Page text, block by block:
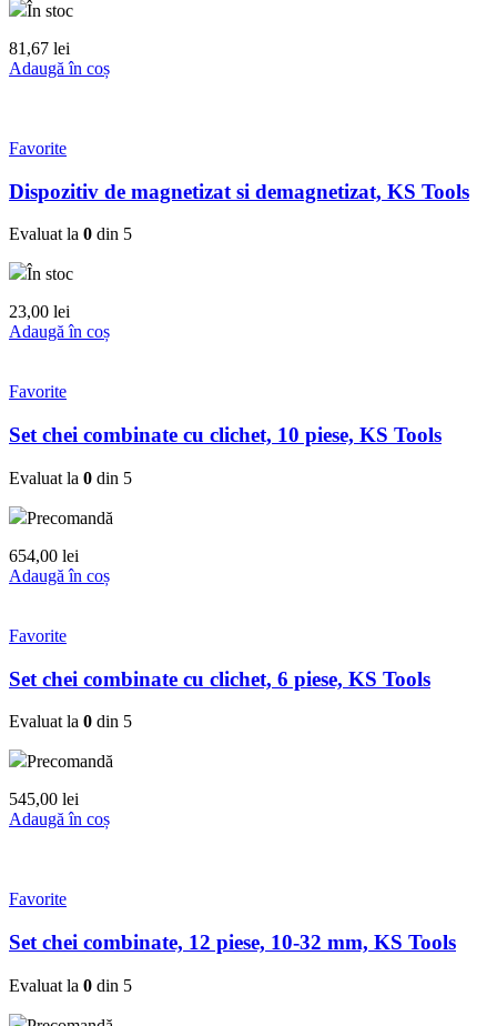
În stoc
81,67 lei
Adaugă în coș
Favorite
Dispozitiv de magnetizat si demagnetizat, KS Tools
Evaluat la 0 din 5
În stoc
23,00 lei
Adaugă în coș
Favorite
Set chei combinate cu clichet, 10 piese, KS Tools
Evaluat la 0 din 5
Precomandă
654,00 lei
Adaugă în coș
Favorite
Set chei combinate cu clichet, 6 piese, KS Tools
Evaluat la 0 din 5
Precomandă
545,00 lei
Adaugă în coș
Favorite
Set chei combinate, 12 piese, 10-32 mm, KS Tools
Evaluat la 0 din 5